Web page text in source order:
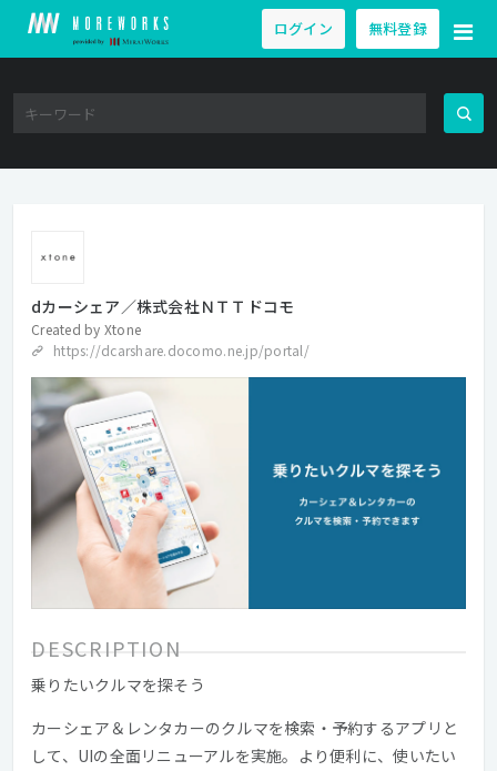
ログイン 無料登録
dカーシェア／株式会社ＮＴＴドコモ
Created by Xtone
https://dcarshare.docomo.ne.jp/portal/
DESCRIPTION
乗りたいクルマを探そう
カーシェア＆レンタカーのクルマを検索・予約するアプリと
して、UIの全面リニューアルを実施。より便利に、使いたい